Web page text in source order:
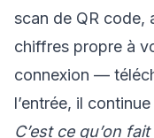
scan de QR code,
chiffres propre à
connexion —
l’entrée, il
C’est ce qu’on